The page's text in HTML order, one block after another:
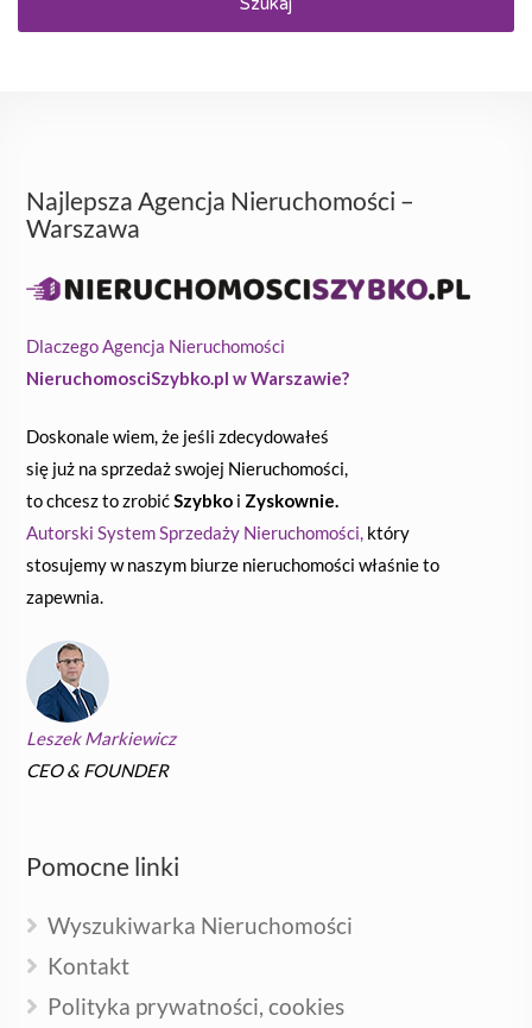
Najlepsza Agencja Nieruchomości –
Warszawa
Dlaczego Agencja Nieruchomości
NieruchomosciSzybko.pl w Warszawie?
Doskonale wiem, że jeśli zdecydowałeś
się już na sprzedaż swojej Nieruchomości,
to chcesz to zrobićSzybko i Zyskownie.
Autorski System Sprzedaży Nieruchomości, który
stosujemy w naszym biurze nieruchomości właśnie to
zapewnia.
Leszek Markiewicz
CEO & FOUNDER
Pomocne linki
Wyszukiwarka Nieruchomości
Kontakt
Polityka prywatności, cookies